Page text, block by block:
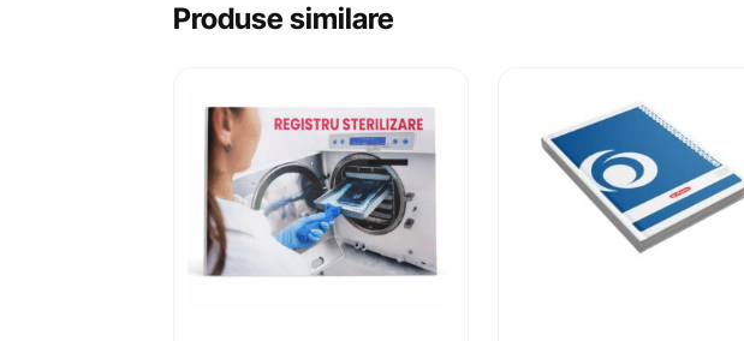
Produse similare